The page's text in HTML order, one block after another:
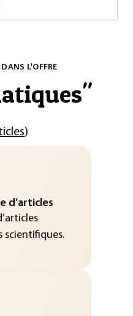
L'OFFRE
"
)
d’articles
scientifiques.